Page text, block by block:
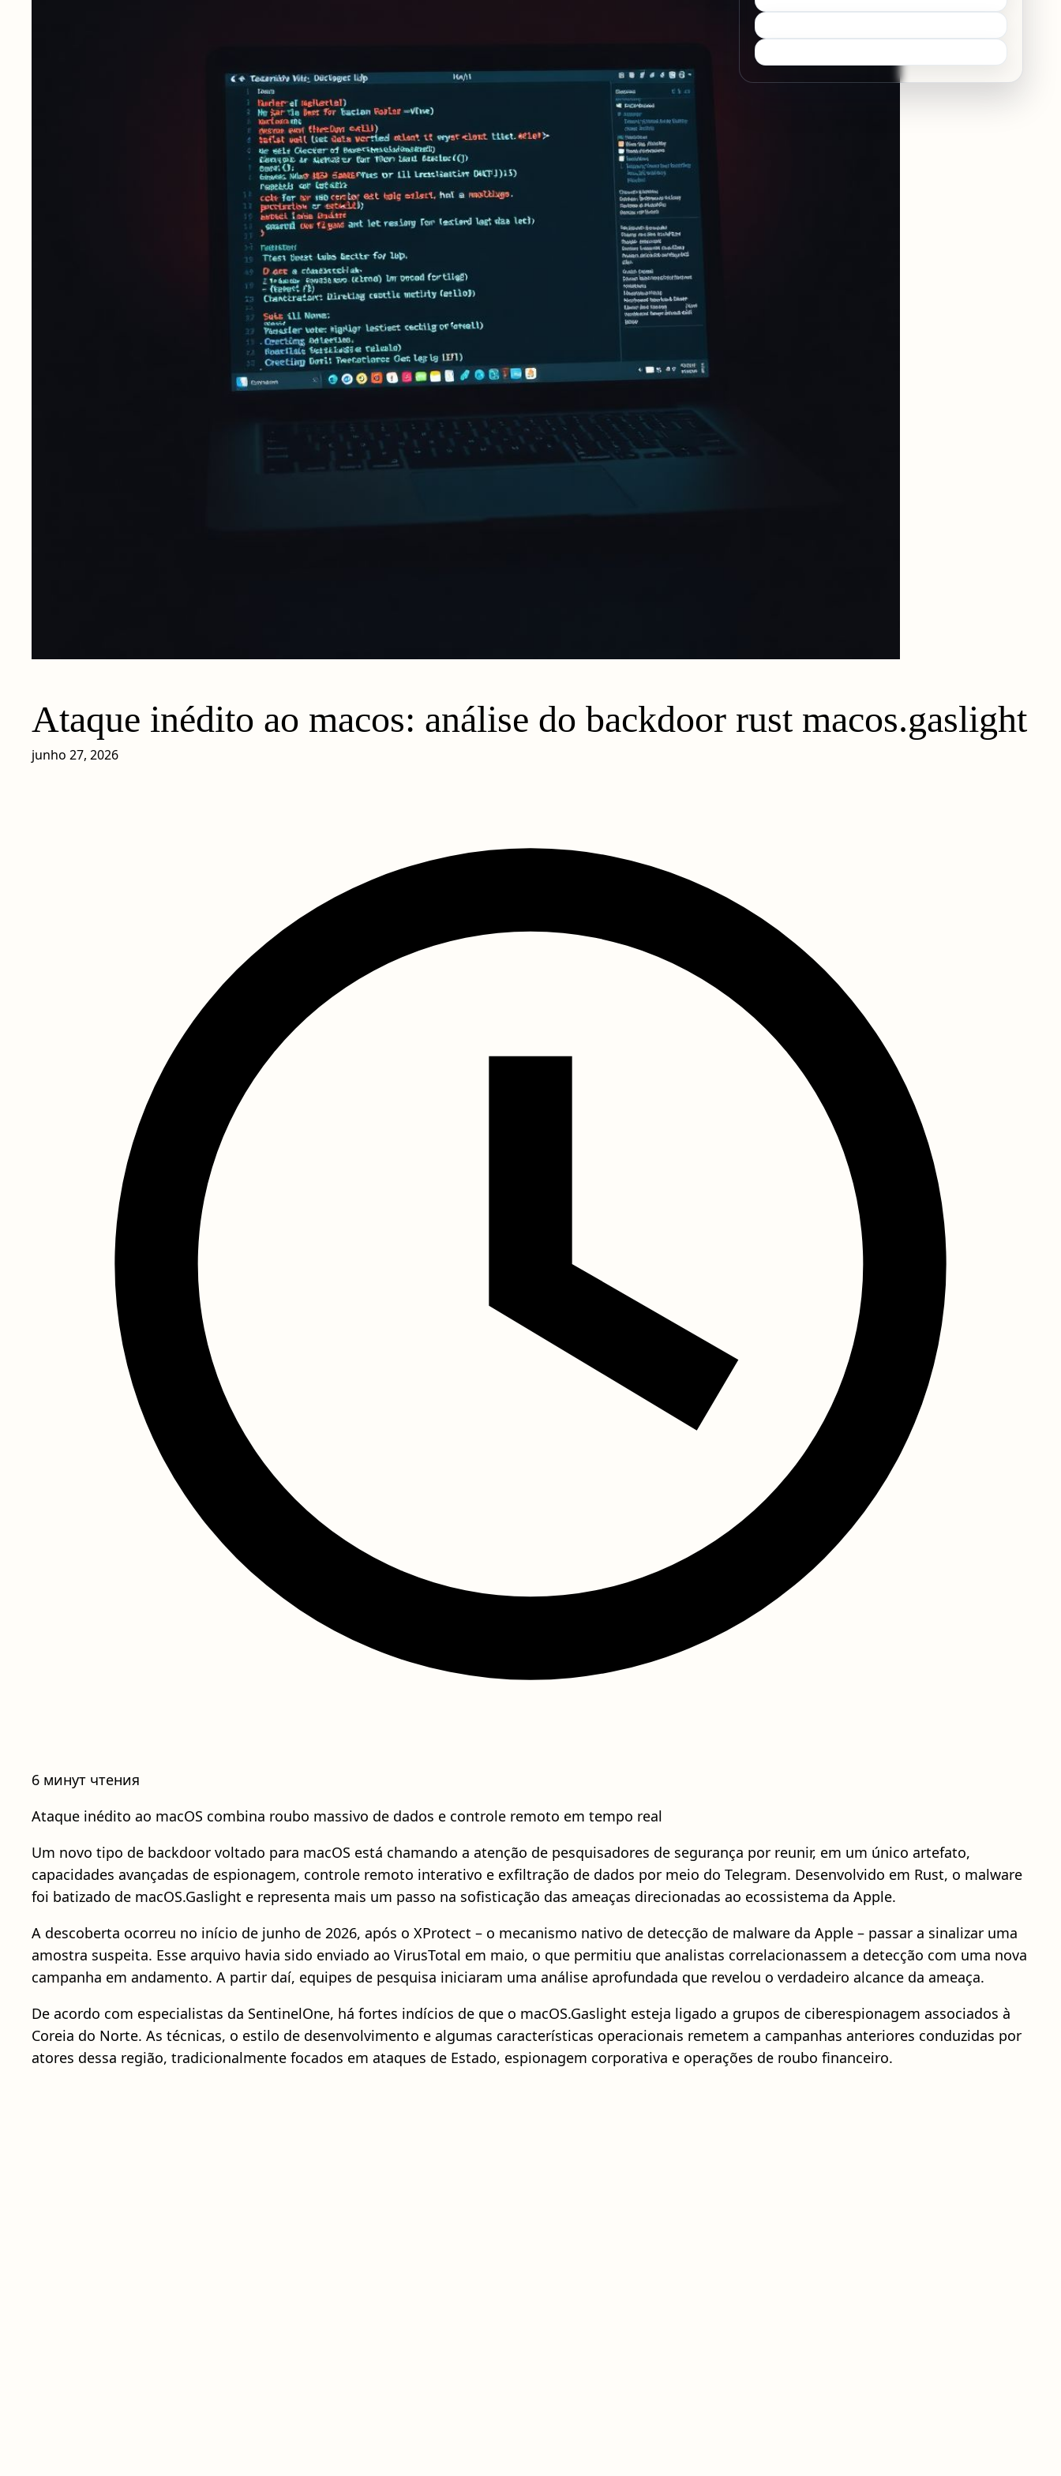
Ataque inédito ao macos: análise do backdoor rust macos.gaslight
junho 27, 2026
6 минут чтения
Ataque inédito ao macOS combina roubo massivo de dados e controle remoto em tempo real
Um novo tipo de backdoor voltado para macOS está chamando a atenção de pesquisadores de segurança por reunir, em um único artefato,
capacidades avançadas de espionagem, controle remoto interativo e exfiltração de dados por meio do Telegram. Desenvolvido em Rust, o malware
foi batizado de macOS.Gaslight e representa mais um passo na sofisticação das ameaças direcionadas ao ecossistema da Apple.
A descoberta ocorreu no início de junho de 2026, após o XProtect – o mecanismo nativo de detecção de malware da Apple – passar a sinalizar uma
amostra suspeita. Esse arquivo havia sido enviado ao VirusTotal em maio, o que permitiu que analistas correlacionassem a detecção com uma nova
campanha em andamento. A partir daí, equipes de pesquisa iniciaram uma análise aprofundada que revelou o verdadeiro alcance da ameaça.
De acordo com especialistas da SentinelOne, há fortes indícios de que o macOS.Gaslight esteja ligado a grupos de ciberespionagem associados à
Coreia do Norte. As técnicas, o estilo de desenvolvimento e algumas características operacionais remetem a campanhas anteriores conduzidas por
atores dessa região, tradicionalmente focados em ataques de Estado, espionagem corporativa e operações de roubo financeiro.